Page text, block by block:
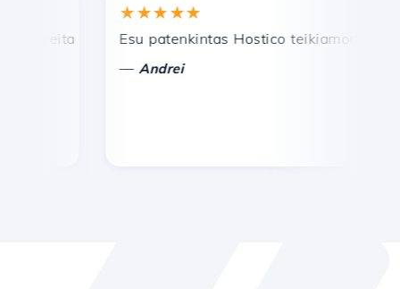
ir efektyvi techninė pagalba.
★★★★★
Esu patenkintas Hostico teikiamomis
Andrei